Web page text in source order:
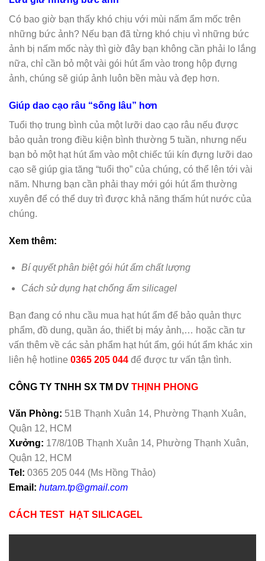
Có bao giờ bạn thấy khó chịu với mùi nấm ẩm mốc trên
những bức ảnh? Nếu bạn đã từng khó chịu vì những bức
ảnh bị nấm mốc này thì giờ đây bạn không cần phải lo lắng
nữa, chỉ cần bỏ một vài gói hút ẩm vào trong hộp đựng
ảnh, chúng sẽ giúp ảnh luôn bền màu và đẹp hơn.
Giúp dao cạo râu “sống lâu” hơn
Tuổi thọ trung bình của một lưỡi dao cạo râu nếu được
bảo quản trong điều kiện bình thường 5 tuần, nhưng nếu
bạn bỏ một hạt hút ẩm vào một chiếc túi kín đựng lưỡi dao
cạo sẽ giúp gia tăng “tuổi thọ” của chúng, có thể lên tới vài
năm. Nhưng bạn cần phải thay mới gói hút ẩm thường
xuyên để có thể duy trì được khả năng thấm hút nước của
chúng.
Xem thêm:
Bí quyết phân biệt gói hút ẩm chất lượng
Cách sử dụng hạt chống ẩm silicagel
Bạn đang có nhu cầu mua hạt hút ẩm để bảo quản thực
phẩm, đồ dung, quần áo, thiết bị máy ảnh,… hoặc cần tư
vấn thêm về các sản phẩm hạt hút ẩm, gói hút ẩm khác xin
liên hệ hotline 0365 205 044 để được tư vấn tận tình.
CÔNG TY TNHH SX TM DV THỊNH PHONG
Văn Phòng: 51B Thạnh Xuân 14, Phường Thạnh Xuân,
Quận 12, HCM
Xưởng: 17/8/10B Thạnh Xuân 14, Phường Thạnh Xuân,
Quận 12, HCM
Tel: 0365 205 044 (Ms Hồng Thảo)
Email: hutam.tp@gmail.com
CÁCH TEST HẠT SILICAGEL